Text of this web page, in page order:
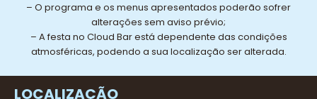
– O programa e os menus apresentados poderão sofrer
alterações sem aviso prévio;
– A festa no Cloud Bar está dependente das condições
atmosféricas, podendo a sua localização ser alterada.
LOCALIZAÇÃO